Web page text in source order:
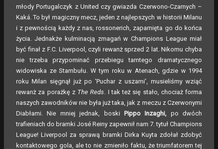
młody Portugalczyk z United czy gwiazda Czerwono-Czarnych –
Kaká. To był magiczny mecz, jeden z najlepszych w historii Milanu
i z pewnością każdy z nas, rossonerich, zapamięta go do końca
życia. Jednakże kulminacją zmagań w Champions League miał
być finał z F.C. Liverpool, czyli rewanż sprzed 2 lat. Nikomu chyba
nie trzeba przypominać przebiegu tamtego dramatycznego
widowiska ze Stambułu. W tym roku w Atenach, gdzie w 1994
roku Milan sięgnął już po ‘Puchar z uszami’, musieliśmy wziąć
rewanż za porażkę z The Reds . I tak też się stało, chociaż forma
naszych zawodników nie była już taka, jak z meczu z Czerwonymi
Diabłami. Nie mniej jednak, boski Pippo Inzaghi, po dwóch
trafieniach do bramki José Reiny zapewnił nam 7. tytuł Champions
League! Liverpool za sprawą bramki Dirka Kuyta zdołał zdobyć
kontaktowego gola, ale to nie zmieniło faktu, że triumfatorem tej